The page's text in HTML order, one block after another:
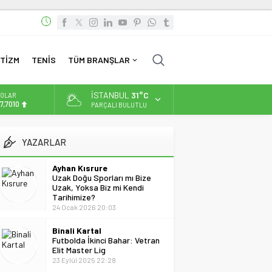
TENİS TÜM BRANŞLAR
55,0063
BİST
İSTANBUL 31°C
PARÇALI BULUTLU
YAZARLAR
Ayhan Kısrure
Uzak Doğu Sporları mı Bize
Uzak, Yoksa Biz mi Kendi
Tarihimize?
24 Ocak 2026 20:03
Binali Kartal
Futbolda İkinci Bahar: Vetran
Elit Master Lig
23 Eylül 2025 22:28